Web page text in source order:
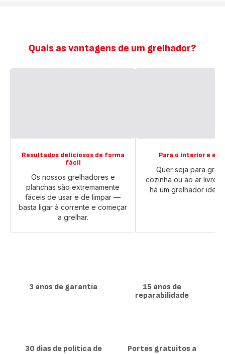
Quais as vantagens de um grelhador?
Resultados deliciosos de forma
fácil
Os nossos grelhadores e
planchas são extremamente
fáceis de usar e de limpar —
basta ligar à corrente e começar
a grelhar.
Para o interior e
Quer seja para
cozinha ou ao ar livre
há um grelhador ideal
3 anos de garantia
15 anos de
reparabilidade
30 dias de política de
Portes gratuitos a